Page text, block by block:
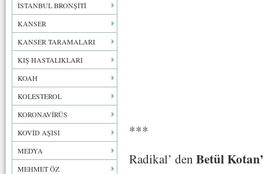
İSTANBUL BRONŞİTİ
KANSER
KANSER TARAMALARI
KIŞ HASTALIKLARI
KOAH
KOLESTEROL
KORONAVİRÜS
KOVİD AŞISI
MEDYA
MEHMET ÖZ
***
Radikal’ den Betül Kotan’